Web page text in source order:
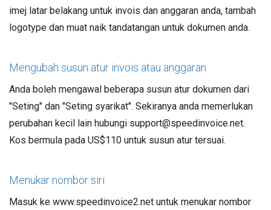
imej latar belakang untuk invois dan anggaran anda, tambah
logotype dan muat naik tandatangan untuk dokumen anda.
Mengubah susun atur invois atau anggaran
Anda boleh mengawal beberapa susun atur dokumen dari
"Seting" dan "Seting syarikat". Sekiranya anda memerlukan
perubahan kecil lain hubungi support@speedinvoice.net.
Kos bermula pada US$110 untuk susun atur tersuai.
Menukar nombor siri
Masuk ke www.speedinvoice2.net untuk menukar nombor